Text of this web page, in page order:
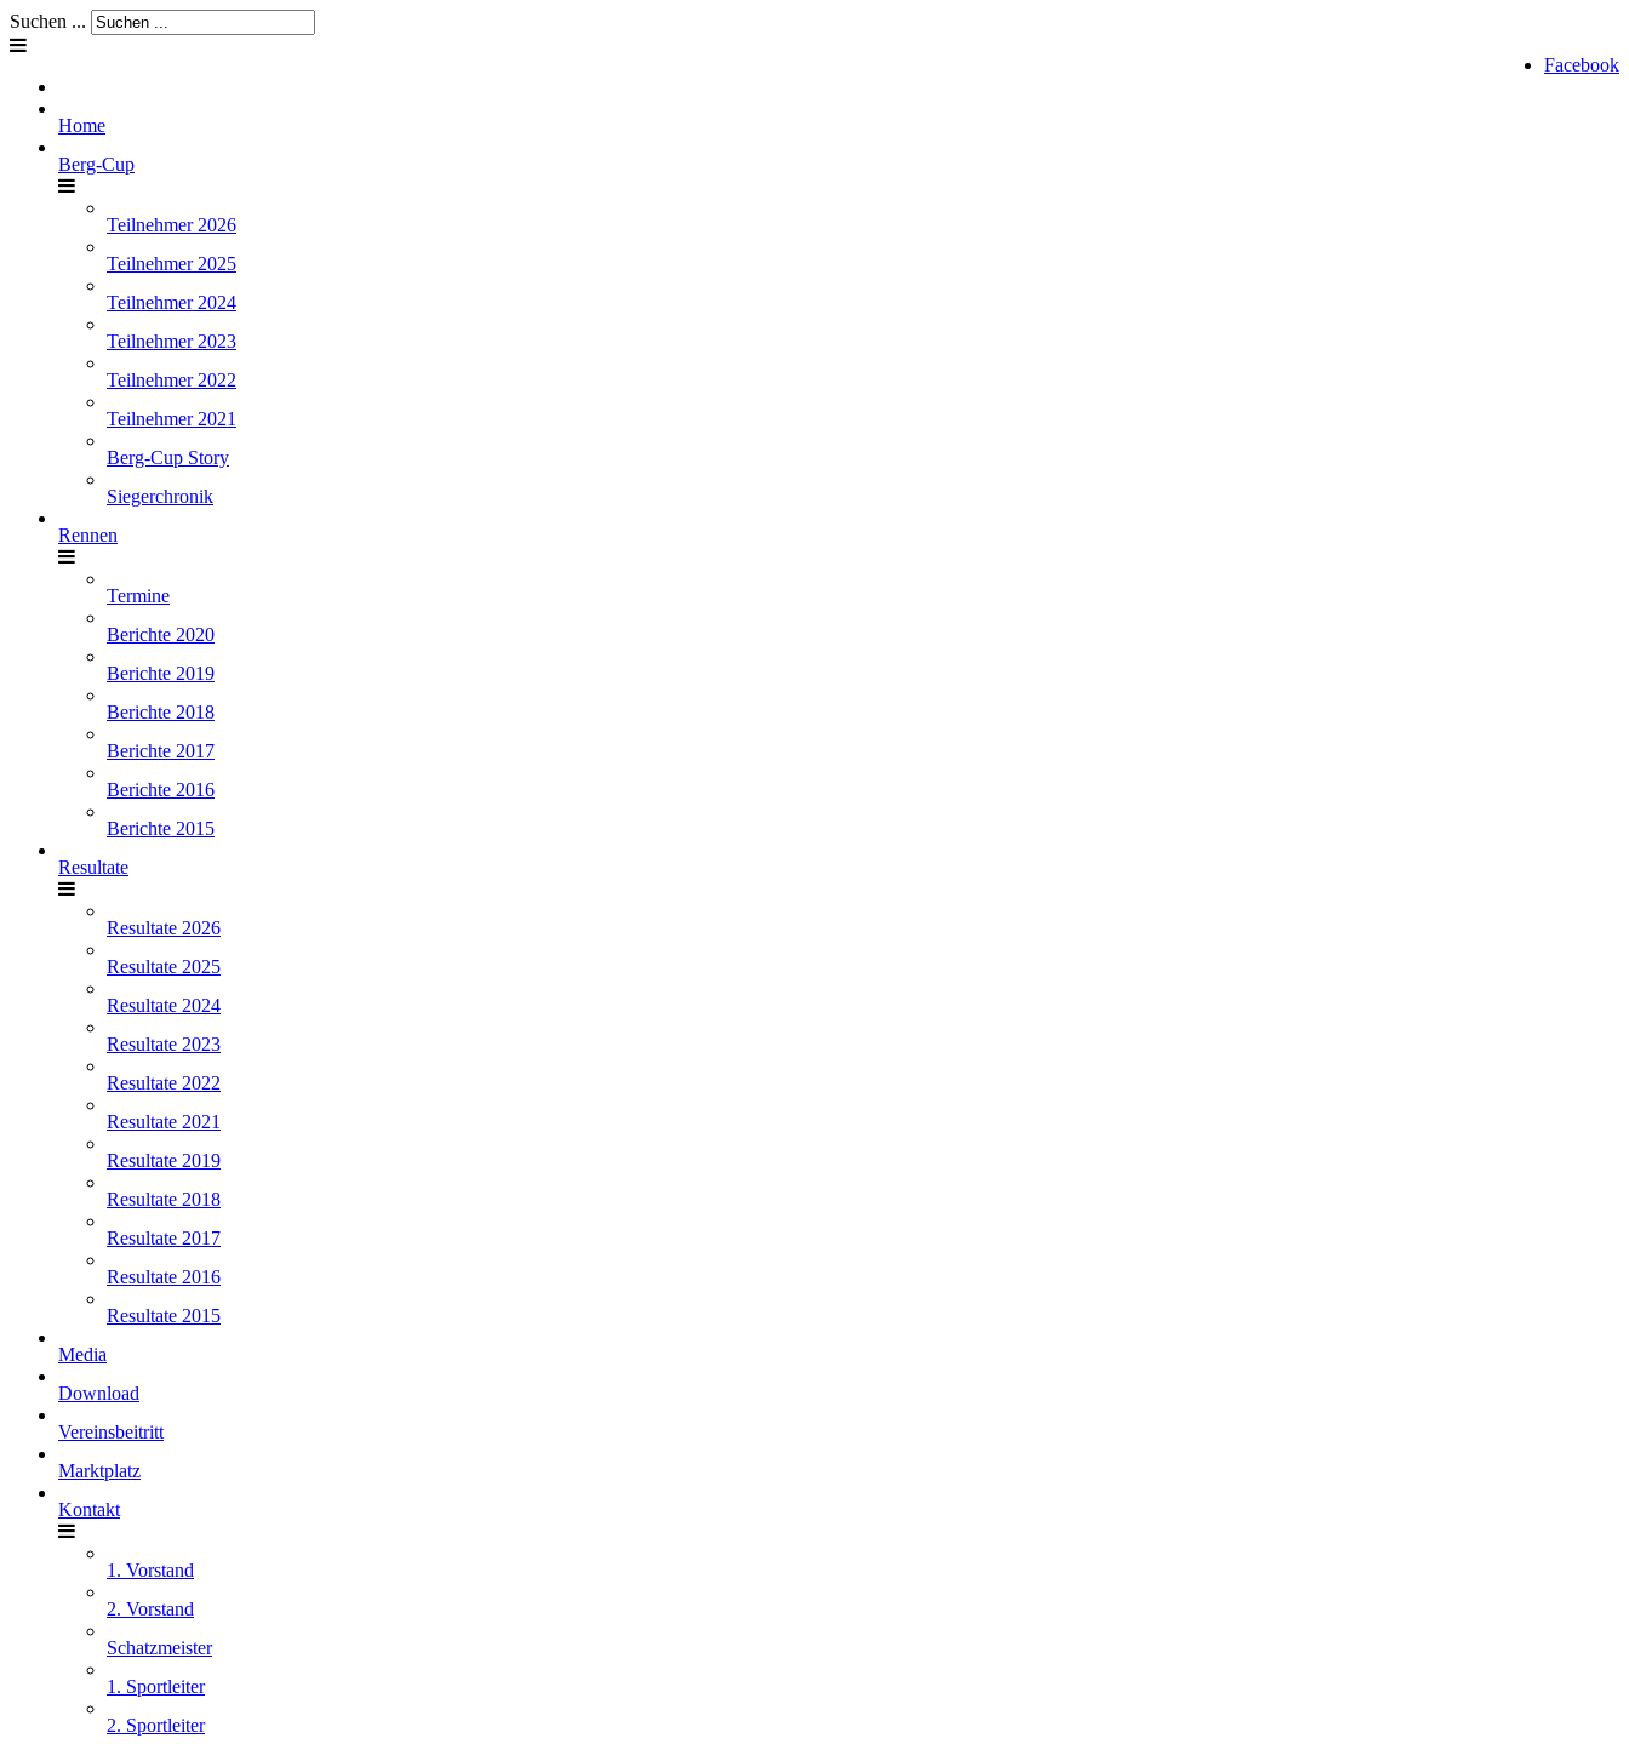
Suchen ...
Facebook
Home
Berg-Cup
Teilnehmer 2026
Teilnehmer 2025
Teilnehmer 2024
Teilnehmer 2023
Teilnehmer 2022
Teilnehmer 2021
Berg-Cup Story
Siegerchronik
Rennen
Termine
Berichte 2020
Berichte 2019
Berichte 2018
Berichte 2017
Berichte 2016
Berichte 2015
Resultate
Resultate 2026
Resultate 2025
Resultate 2024
Resultate 2023
Resultate 2022
Resultate 2021
Resultate 2019
Resultate 2018
Resultate 2017
Resultate 2016
Resultate 2015
Media
Download
Vereinsbeitritt
Marktplatz
Kontakt
1. Vorstand
2. Vorstand
Schatzmeister
1. Sportleiter
2. Sportleiter